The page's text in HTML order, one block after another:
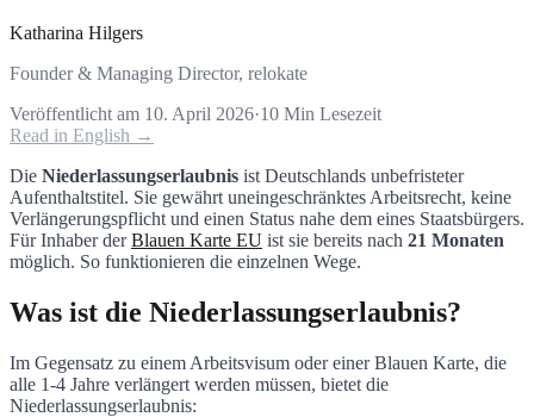
Katharina Hilgers
Founder & Managing Director, relokate
Veröffentlicht am 10. April 2026·10 Min Lesezeit
Read in English →
Die Niederlassungserlaubnis ist Deutschlands unbefristeter
Aufenthaltstitel. Sie gewährt uneingeschränktes Arbeitsrecht, keine
Verlängerungspflicht und einen Status nahe dem eines Staatsbürgers.
Für Inhaber der Blauen Karte EU ist sie bereits nach 21 Monaten
möglich. So funktionieren die einzelnen Wege.
Was ist die Niederlassungserlaubnis?
Im Gegensatz zu einem Arbeitsvisum oder einer Blauen Karte, die
alle 1-4 Jahre verlängert werden müssen, bietet die
Niederlassungserlaubnis: